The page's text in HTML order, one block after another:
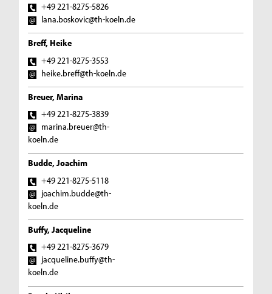
+49 221-8275-5826
lana.boskovic@th-koeln.de
Breff, Heike
+49 221-8275-3553
heike.breff@th-koeln.de
Breuer, Marina
+49 221-8275-3839
marina.breuer@th-
koeln.de
Budde, Joachim
+49 221-8275-5118
joachim.budde@th-
koeln.de
Buffy, Jacqueline
+49 221-8275-3679
jacqueline.buffy@th-
koeln.de